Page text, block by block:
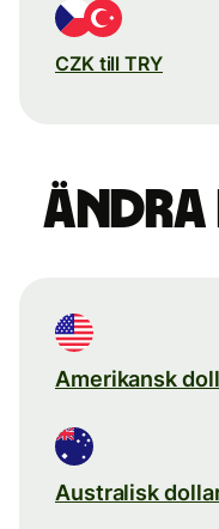
CZK till TRY
Amerikansk
Australisk